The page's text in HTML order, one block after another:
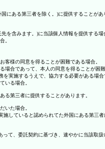
にある第三者を除く。)に提供することがあ
を含みます。)に当該個人情報を提供する場
。
客様の同意を得ることが困難である場合。
合であって、本人の同意を得ることが困難
実施するうえで、協力する必要がある場
いる場合。
る第三者に提供することがあります。
いた場合。
していると認められてた外国にある第三者
て、委託契約に基づき、速やかに当該